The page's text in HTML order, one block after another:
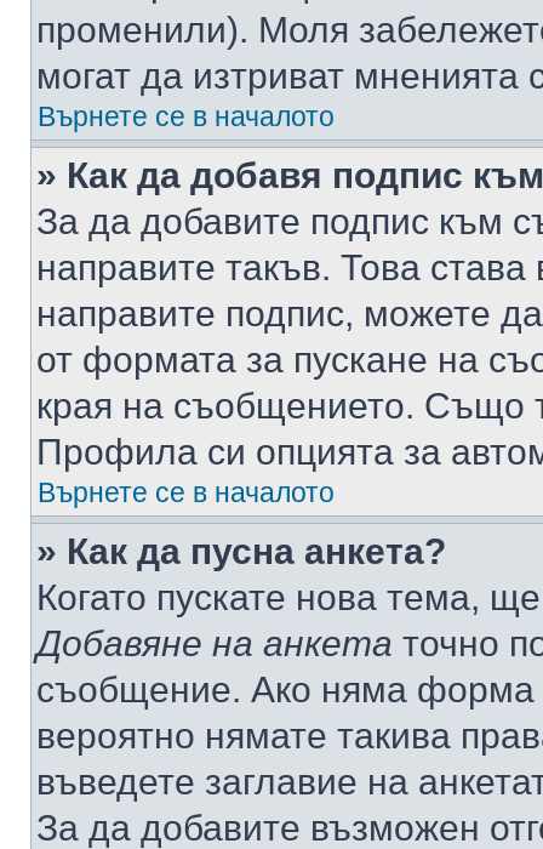
променили). Моля
могат да изтриват мненията
Върнете се в началото
» Как да добавя подпис
За да добавите подпис към
направите такъв. Това
направите подпис, можете
от формата за пускане на
края на съобщението. Също
Профила си опцията за
Върнете се в началото
» Как да пусна анкета?
Когато пускате нова тема,
Добавяне на анкета точно
съобщение. Ако няма форма
вероятно нямате такива
въведете заглавие на
За да добавите възможен